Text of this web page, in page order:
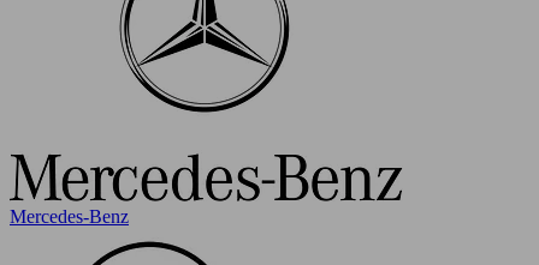
Mercedes-Benz